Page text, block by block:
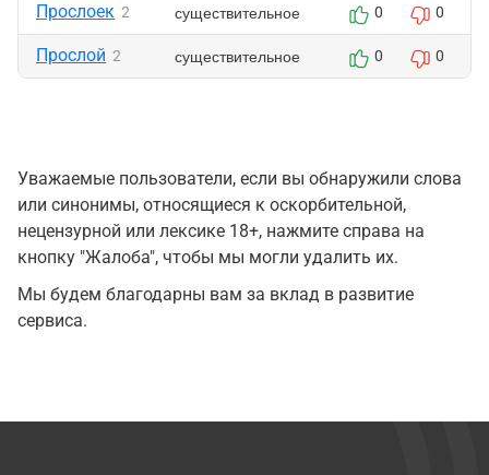
Прослоек 2 существительное 0 0
Прослой 2 существительное 0 0
Уважаемые пользователи, если вы обнаружили слова
или синонимы, относящиеся к оскорбительной,
нецензурной или лексике 18+, нажмите справа на
кнопку "Жалоба", чтобы мы могли удалить их.
Мы будем благодарны вам за вклад в развитие
сервиса.